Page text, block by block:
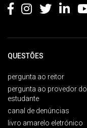
QUESTÕES
pergunta ao reitor
pergunta ao provedor do
estudante
canal de denúncias
livro amarelo eletrónico